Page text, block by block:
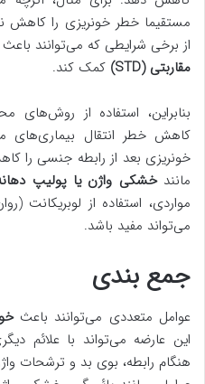
مستقیما خطر خونریزی را کاهش
از برخی شرایطی که می‌توانند
مقاربتی (STD)
کمک کند.
بنابراین، استفاده از روش‌های
کاهش خطر انتقال بیماری‌های
خونریزی بعد از رابطه جنسی را
مانندخشکی واژن یا پولیپ
مواردی، استفاده از لوبریکانت
می‌تواند مفید باشد.
جمع بندی
عوامل متعددی می‌توانند باعث
این عارضه می‌تواند با علائم
هنگام رابطه، بوی بد و ترشحات